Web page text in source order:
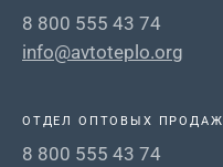
8 800 555 43 74
info@avtoteplo.org
ОТДЕЛ ОПТОВЫХ ПРОДАЖ
8 800 555 43 74